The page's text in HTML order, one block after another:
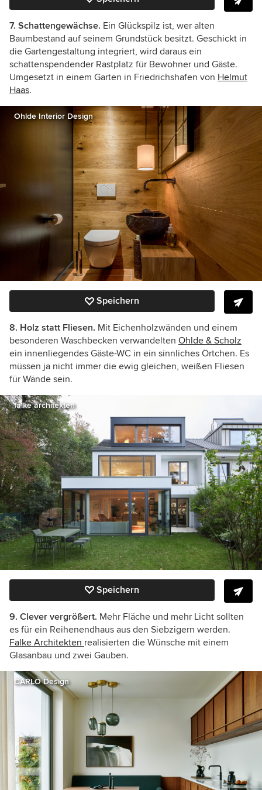
7. Schattengewächse. Ein Glückspilz ist, wer alten
Baumbestand auf seinem Grundstück besitzt. Geschickt in
die Gartengestaltung integriert, wird daraus ein
schattenspendender Rastplatz für Bewohner und Gäste.
Umgesetzt in einem Garten in Friedrichshafen von Helmut
Haas.
Ohlde Interior Design
Speichern
8. Holz statt Fliesen. Mit Eichenholzwänden und einem
besonderen Waschbecken verwandelten Ohlde & Scholz
ein innenliegendes Gäste-WC in ein sinnliches Örtchen. Es
müssen ja nicht immer die ewig gleichen, weißen Fliesen
für Wände sein.
falke architekten
Speichern
9. Clever vergrößert. Mehr Fläche und mehr Licht sollten
es für ein Reihenendhaus aus den Siebzigern werden.
Falke Architekten realisierten die Wünsche mit einem
Glasanbau und zwei Gauben.
CARLO Design